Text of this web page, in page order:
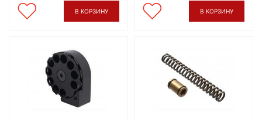
В КОРЗИНУ В КОРЗИНУ